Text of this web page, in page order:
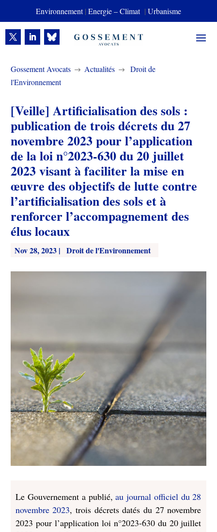
Environnement| Energie – Climat | Urbanisme
Gossement Avocats $ Actualités $
Droit de
l'Environnement
[Veille] Artificialisation des sols :
publication de trois décrets du 27
novembre 2023 pour l’application
de la loi n°2023-630 du 20 juillet
2023 visant à faciliter la mise en
œuvre des objectifs de lutte contre
l’artificialisation des sols et à
renforcer l’accompagnement des
élus locaux
Nov 28, 2023 | Droit de l'Environnement
Le Gouvernement a publié,au journal officiel du 28
novembre 2023, trois décrets datés du 27 novembre
2023 pour l’application loi n°2023-630 du 20 juillet